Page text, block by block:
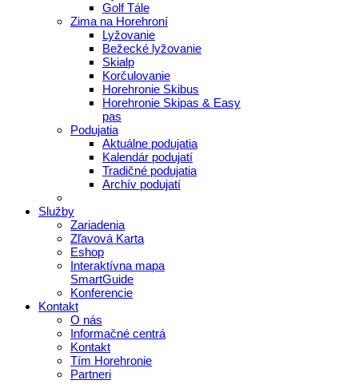
Golf Tále
Zima na Horehroní
Lyžovanie
Bežecké lyžovanie
Skialp
Korčulovanie
Horehronie Skibus
Horehronie Skipas & Easy
pas
Podujatia
Aktuálne podujatia
Kalendár podujatí
Tradičné podujatia
Archív podujatí
Služby
Zariadenia
Zľavová Karta
Eshop
Interaktívna mapa
SmartGuide
Konferencie
Kontakt
O nás
Informačné centrá
Kontakt
Tím Horehronie
Partneri